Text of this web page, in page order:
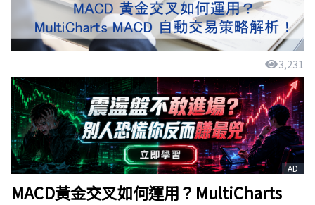
3,231
AD
MACD黃金交叉如何運用？ MultiCharts